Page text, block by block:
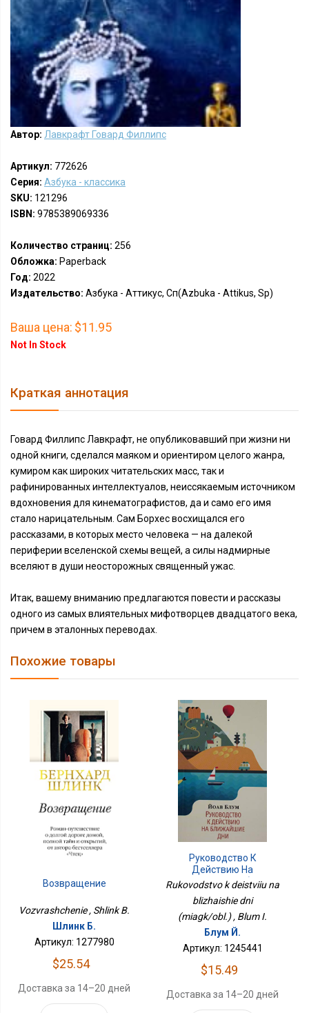
Автор: Лавкрафт Говард Филлипс
Артикул: 772626
Серия: Азбука - классика
SKU: 121296
ISBN: 9785389069336
Количество страниц: 256
Обложка: Paperback
Год: 2022
Издательство: Азбука - Аттикус, Сп(Azbuka - Attikus, Sp)
Ваша цена: $11.95
Not In Stock
Краткая аннотация
Говард Филлипс Лавкрафт, не опубликовавший при жизни ни
одной книги, сделался маяком и ориентиром целого жанра,
кумиром как широких читательских масс, так и
рафинированных интеллектуалов, неиссякаемым источником
вдохновения для кинематографистов, да и само его имя
стало нарицательным. Сам Борхес восхищался его
рассказами, в которых место человека — на далекой
периферии вселенской схемы вещей, а силы надмирные
вселяют в души неосторожных священный ужас.
Итак, вашему вниманию предлагаются повести и рассказы
одного из самых влиятельных мифотворцев двадцатого века,
причем в эталонных переводах.
Похожие товары
Возвращение
Vozvrashchenie , Shlink B.
Шлинк Б.
Артикул: 1277980
$25.54
Доставка за 14–20 дней
Руководство К
Действию На
Ближайшие Дни (мягк/
Rukovodstvo k deistviiu na
blizhaishie dni
(miagk/obl.) , Blum I.
Блум Й.
Артикул: 1245441
$15.49
Доставка за 14–20 дней